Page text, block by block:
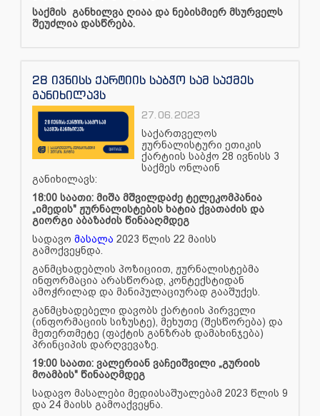
საქმის განხილვა ღიაა და ნებისმიერ მსურველს
შეუძლია დასწრება.
28 ივნისს ქარტიის საბჭო სამ საქმეს
განიხილავს
27.06.2023
საქართველოს
ჟურნალისტური ეთიკის
ქარტიის საბჭო 28 ივნისს 3
საქმეს ონლაინ
განიხილავს:
18:00 საათი: მიშა მშვილდაძე ტელეკომპანია
„იმედის" ჟურნალისტების ხატია ქვათაძის და
გიორგი აბაზაძის წინააღმდეგ
სადავო მასალა 2023 წლის 22 მაისს
გამოქვეყნდა.
განმცხადებლის პოზიციით, ჟურნალისტებმა
ინფორმაცია არასწორად, კონტექსტიდან
ამოჭრილად და მანიპულაციურად გააშუქეს.
განმცხადებელი დავობს ქარტიის პირველი
(ინფორმაციის სიზუსტე), მეხუთე (შესწორება) და
მეთერთმეტე (ფაქტის განზრახ დამახინჯება)
პრინციპის დარღვევაზე.
19:00 საათი: ვალერიან ვაჩეიშვილი „გურიის
მოამბის" წინააღმდეგ
სადავო მასალები მედიასაშუალებამ 2023 წლის 9
და 24 მაისს გამოაქვეყნა.